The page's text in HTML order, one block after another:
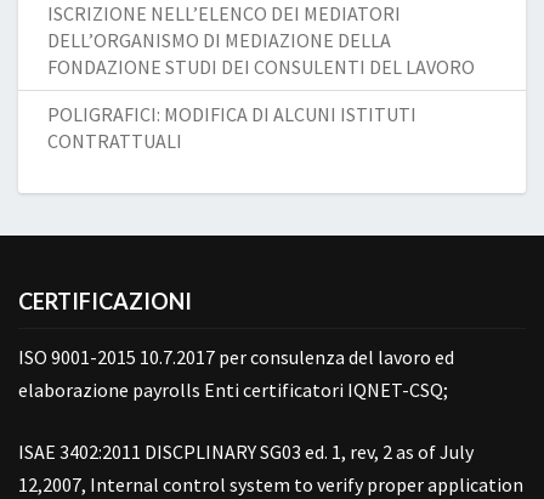
ISCRIZIONE NELL’ELENCO DEI MEDIATORI
DELL’ORGANISMO DI MEDIAZIONE DELLA
FONDAZIONE STUDI DEI CONSULENTI DEL LAVORO
POLIGRAFICI: MODIFICA DI ALCUNI ISTITUTI
CONTRATTUALI
CERTIFICAZIONI
ISO 9001-2015 10.7.2017 per consulenza del lavoro ed
elaborazione payrolls Enti certificatori IQNET-CSQ;
ISAE 3402:2011 DISCPLINARY SG03 ed. 1, rev, 2 as of July
12,2007, Internal control system to verify proper application